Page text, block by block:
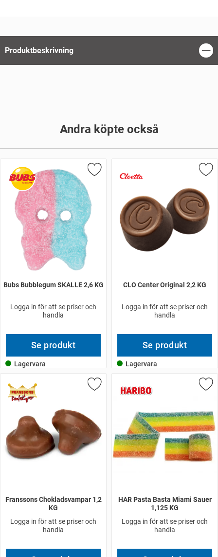
Produktbeskrivning
Andra köpte också
Bubs Bubblegum SKALLE 2,6 KG
Logga in för att se priser och
handla
Se produkt
Lagervara
CLO Center Original 2,2 KG
Logga in för att se priser och
handla
Se produkt
Lagervara
Franssons Chokladsvampar 1,2
KG
Logga in för att se priser och
handla
HAR Pasta Basta Miami Sauer
1,125 KG
Logga in för att se priser och
handla